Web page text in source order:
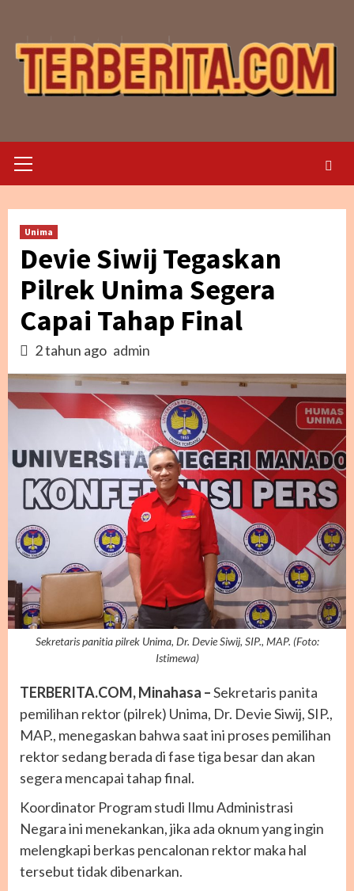
content
Menu
Unima
Devie Siwij Tegaskan
Pilrek Unima Segera
Capai Tahap Final
2 tahun ago admin
Sekretaris panitia pilrek Unima, Dr. Devie Siwij, SIP., MAP. (Foto:
Istimewa)
TERBERITA.COM, Minahasa –Sekretaris panita
pemilihan rektor (pilrek) Unima, Dr. Devie Siwij, SIP.,
MAP., menegaskan bahwa saat ini proses pemilihan
rektor sedang berada di fase tiga besar dan akan
segera mencapai tahap final.
Koordinator Program studi Ilmu Administrasi
Negara ini menekankan, jika ada oknum yang ingin
melengkapi berkas pencalonan rektor maka hal
tersebut tidak dibenarkan.